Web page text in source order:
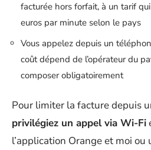
facturée hors forfait, à un tarif
euros par minute selon le pays
Vous appelez depuis un
coût dépend de l’opérateur du
composer obligatoirement
Pour limiter la facture depuis
privilégiez un appel via Wi-Fi
l’application Orange et moi